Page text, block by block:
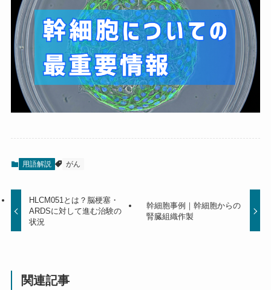
用語解説 がん
HLCM051とは？脳梗塞・
ARDSに対して進む治験の
状況
幹細胞事例｜幹細胞からの
腎臓組織作製
関連記事